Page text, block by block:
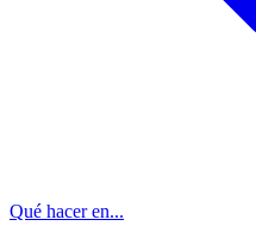
Qué hacer en...